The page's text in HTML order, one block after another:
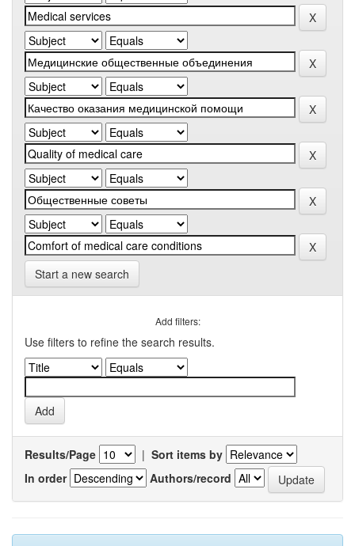
Start a new search
Add filters:
Use filters to refine the search results.
Results/Page | Sort items by
In order
Authors/record